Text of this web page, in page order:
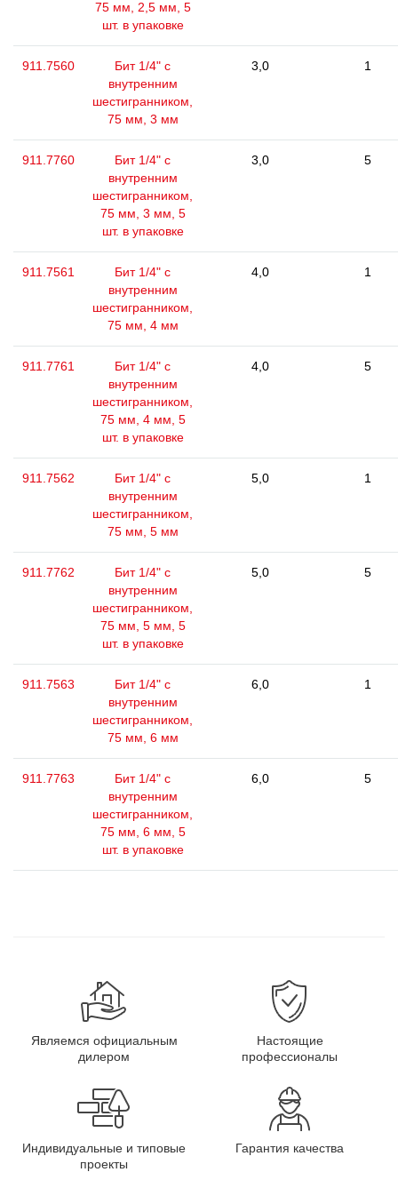
75 мм, 2,5 мм, 5
шт. в упаковке
911.7560
Бит 1/4" с
внутренним
шестигранником,
75 мм, 3 мм
3,0 1
911.7760
Бит 1/4" с
внутренним
шестигранником,
75 мм, 3 мм, 5
шт. в упаковке
3,0 5
911.7561
Бит 1/4" с
внутренним
шестигранником,
75 мм, 4 мм
4,0 1
911.7761
Бит 1/4" с
внутренним
шестигранником,
75 мм, 4 мм, 5
шт. в упаковке
4,0 5
911.7562
Бит 1/4" с
внутренним
шестигранником,
75 мм, 5 мм
5,0 1
911.7762
Бит 1/4" с
внутренним
шестигранником,
75 мм, 5 мм, 5
шт. в упаковке
5,0 5
911.7563
Бит 1/4" с
внутренним
шестигранником,
75 мм, 6 мм
6,0 1
911.7763
Бит 1/4" с
внутренним
шестигранником,
75 мм, 6 мм, 5
шт. в упаковке
6,0 5
Являемся официальным
дилером
Настоящие
профессионалы
Индивидуальные и типовые
проекты
Гарантия качества